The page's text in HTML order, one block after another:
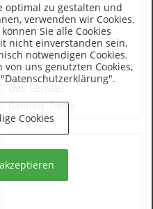
optimal zu gestalten und
verwenden wir Cookies.
Sie alle Cookies
nicht einverstanden sein,
notwendigen Cookies.
uns genutzten Cookies,
Cookies
Das Fenster
Gabriele Treige